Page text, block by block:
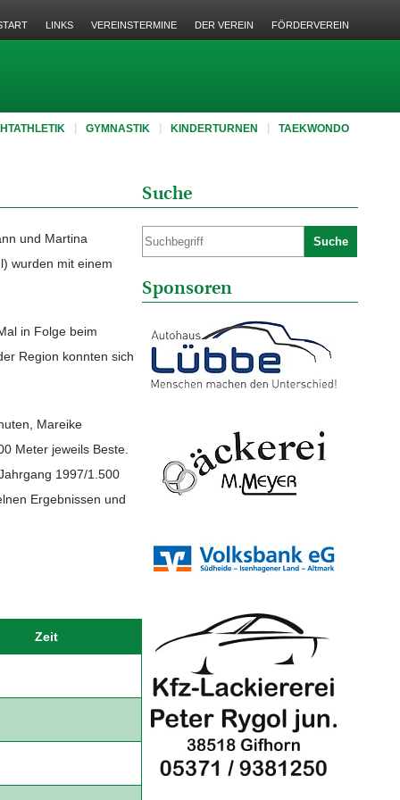
GYMNASTIK KINDERTURNEN TAEKWONDO
LINKS VEREINSTERMINE DER VEREIN FÖRDERVEREIN
und Martina
wurden mit einem
in Folge beim
Region konnten sich
Mareike
Meter jeweils Beste.
1997/1.500
Ergebnissen und
Zeit
Suche
Suche
Sponsoren